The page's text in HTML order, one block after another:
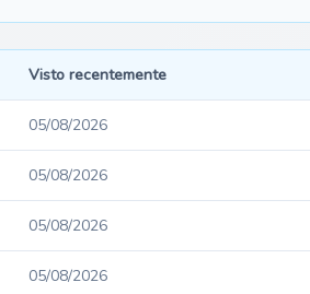
Visto recentemente
05/08/2026
05/08/2026
05/08/2026
05/08/2026